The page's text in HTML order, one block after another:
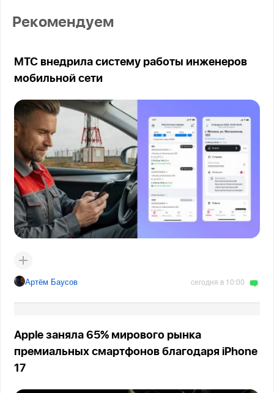
Рекомендуем
МТС внедрила систему работы инженеров
мобильной сети
Артём Баусов сегодня в 10:00
Apple заняла 65% мирового рынка
премиальных смартфонов благодаря iPhone
17